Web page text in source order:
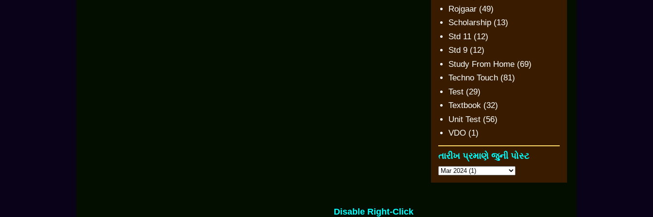
Rojgaar (49)
Scholarship (13)
Std 11 (12)
Std 9 (12)
Study From Home (69)
Techno Touch (81)
Test (29)
Textbook (32)
Unit Test (56)
VDO (1)
તારીખ પ્રમાણે જુની પોસ્ટ
Disable Right-Click